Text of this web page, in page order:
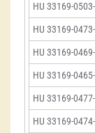
HU 33169-
HU 33169-
HU 33169-
HU 33169-
HU 33169-
HU 33169-